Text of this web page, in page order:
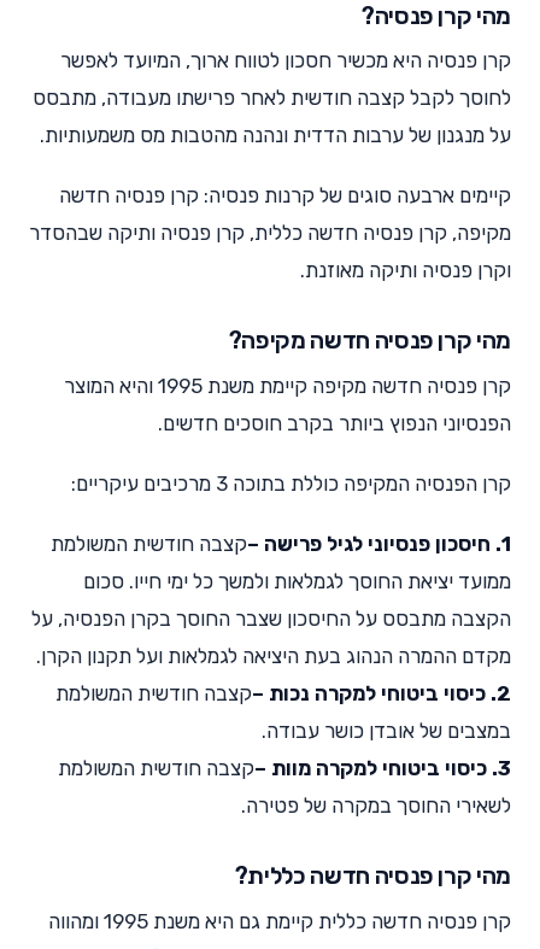
מהי קרן פנסיה?
קרן פנסיה היא מכשיר חסכון לטווח ארוך, המיועד לאפשר
לחוסך לקבל קצבה חודשית לאחר פרישתו מעבודה, מתבסס
על מנגנון של ערבות הדדית ונהנה מהטבות מס משמעותיות.
קיימים ארבעה סוגים של קרנות פנסיה: קרן פנסיה חדשה
מקיפה, קרן פנסיה חדשה כללית, קרן פנסיה ותיקה שבהסדר
וקרן פנסיה ותיקה מאוזנת.
מהי קרן פנסיה חדשה מקיפה?
קרן פנסיה חדשה מקיפה קיימת משנת 1995 והיא המוצר
הפנסיוני הנפוץ ביותר בקרב חוסכים חדשים.
קרן הפנסיה המקיפה כוללת בתוכה 3 מרכיבים עיקריים:
1. חיסכון פנסיוני לגיל פרישה –קצבה חודשית המשולמת
ממועד יציאת החוסך לגמלאות ולמשך כל ימי חייו. סכום
הקצבה מתבסס על החיסכון שצבר החוסך בקרן הפנסיה, על
מקדם ההמרה הנהוג בעת היציאה לגמלאות ועל תקנון הקרן.
2. כיסוי ביטוחי למקרה נכות
–קצבה חודשית המשולמת
במצבים של אובדן כושר עבודה.
3. כיסוי ביטוחי למקרה מוות
–קצבה חודשית המשולמת
לשאירי החוסך במקרה של פטירה.
מהי קרן פנסיה חדשה כללית?
קרן פנסיה חדשה כללית קיימת גם היא משנת 1995 ומהווה